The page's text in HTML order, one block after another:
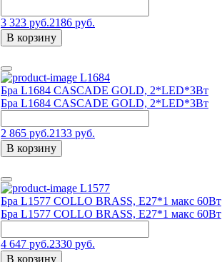
3 323 руб.2186 руб.
В корзину
L1684
Бра L1684 CASCADE GOLD, 2*LED*3Вт
Бра L1684 CASCADE GOLD, 2*LED*3Вт
2 865 руб.2133 руб.
В корзину
L1577
Бра L1577 COLLO BRASS, E27*1 макс 60Вт
Бра L1577 COLLO BRASS, E27*1 макс 60Вт
4 647 руб.2330 руб.
В корзину